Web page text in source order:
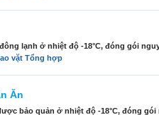
lạnh ở nhiệt độ -18°C, đóng gói
vặt Tổng hợp
Ăn
bảo quản ở nhiệt độ -18°C, đóng